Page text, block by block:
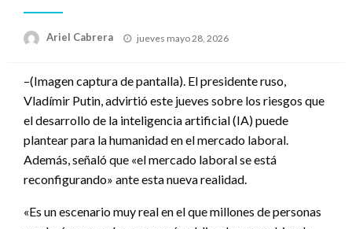
Ariel Cabrera
Publicado
jueves mayo 28, 2026
–(Imagen captura de pantalla). El presidente ruso,
Vladímir Putin, advirtió este jueves sobre los riesgos que
el desarrollo de la inteligencia artificial (IA) puede
plantear para la humanidad en el mercado laboral.
Además, señaló que «el mercado laboral se está
reconfigurando» ante esta nueva realidad.
«Es un escenario muy real en el que millones de personas